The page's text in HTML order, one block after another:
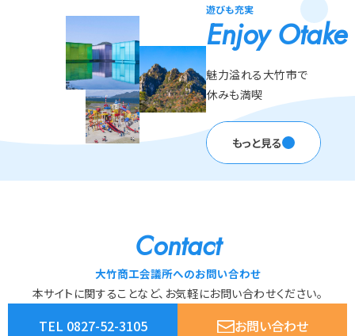
遊びも充実
Enjoy Otake
魅力溢れる大竹市で
休みも満喫
もっと見る
Contact
大竹商工会議所へのお問い合わせ
本サイトに関することなど、お気軽にお問い合わせください。
TEL 0827-52-3105 お問い合わせ